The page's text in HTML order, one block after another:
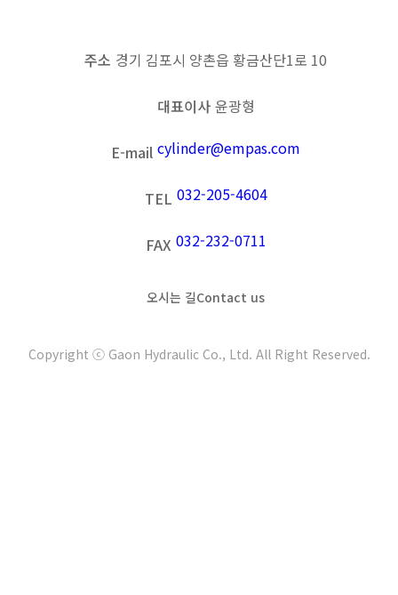
주소 경기 김포시 양촌읍 황금산단1로 10
대표이사 윤광형
E-mail cylinder@empas.com
TEL 032-205-4604
FAX 032-232-0711
오시는 길Contact us
Copyright ⓒ Gaon Hydraulic Co., Ltd. All Right Reserved.